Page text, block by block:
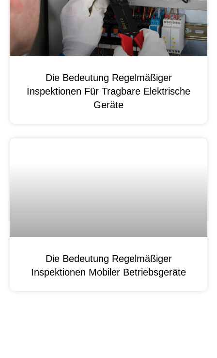
Die Bedeutung Regelmäßiger
Inspektionen Für Tragbare Elektrische
Geräte
Die Bedeutung Regelmäßiger
Inspektionen Mobiler Betriebsgeräte